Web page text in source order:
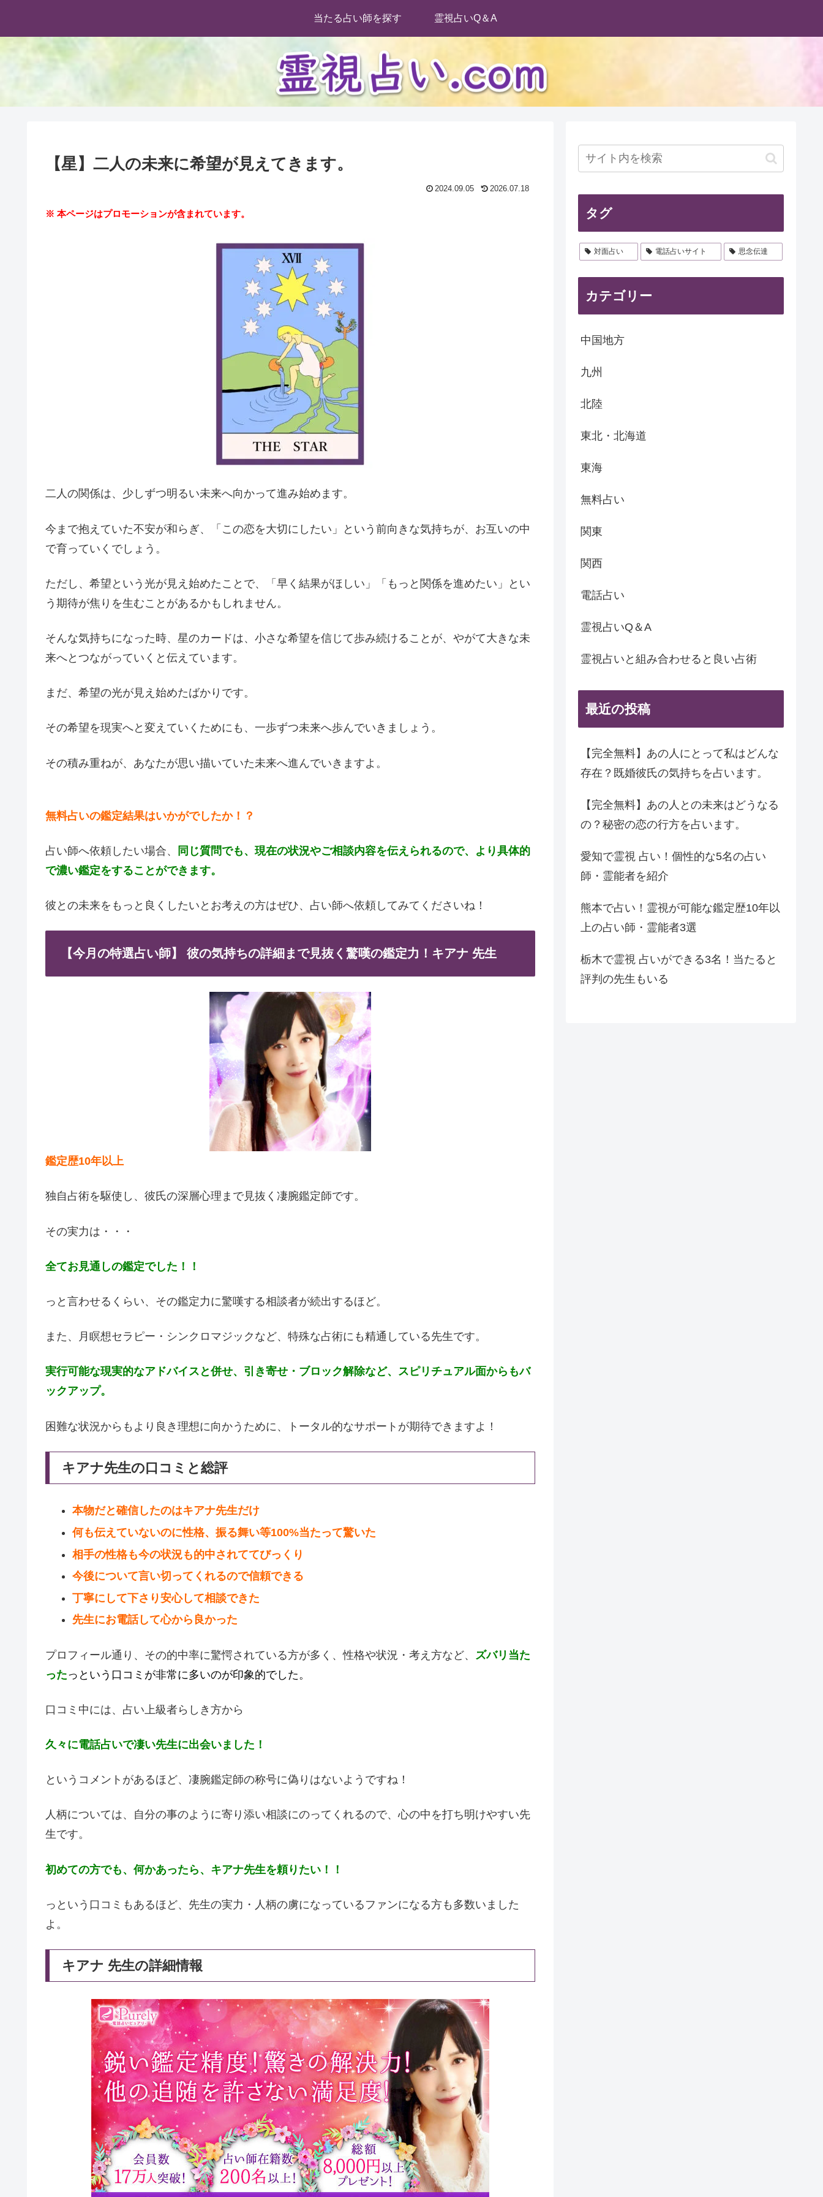
当たる占い師を探す 霊視占いQ＆A
【星】二人の未来に希望が見えてきます。
2024.09.05 2026.07.18
※ 本ページはプロモーションが含まれています。
二人の関係は、少しずつ明るい未来へ向かって進み始めます。
今まで抱えていた不安が和らぎ、「この恋を大切にしたい」という前向きな気持ちが、お互いの中
で育っていくでしょう。
ただし、希望という光が見え始めたことで、「早く結果がほしい」「もっと関係を進めたい」とい
う期待が焦りを生むことがあるかもしれません。
そんな気持ちになった時、星のカードは、小さな希望を信じて歩み続けることが、やがて大きな未
来へとつながっていくと伝えています。
まだ、希望の光が見え始めたばかりです。
その希望を現実へと変えていくためにも、一歩ずつ未来へ歩んでいきましょう。
その積み重ねが、あなたが思い描いていた未来へ進んでいきますよ。
無料占いの鑑定結果はいかがでしたか！？
占い師へ依頼したい場合、
同じ質問でも、現在の状況やご相談内容を伝えられるので、より具体的
で濃い鑑定をすることができます。
彼との未来をもっと良くしたいとお考えの方はぜひ、占い師へ依頼してみてくださいね！
【今月の特選占い師】 彼の気持ちの詳細まで見抜く驚嘆の鑑定力！キアナ 先生
鑑定歴10年以上
独自占術を駆使し、彼氏の深層心理まで見抜く凄腕鑑定師です。
その実力は・・・
全てお見通しの鑑定でした！！
っと言わせるくらい、その鑑定力に驚嘆する相談者が続出するほど。
また、月瞑想セラピー・シンクロマジックなど、特殊な占術にも精通している先生です。
実行可能な現実的なアドバイスと併せ、引き寄せ・ブロック解除など、スピリチュアル面からもバ
ックアップ。
困難な状況からもより良き理想に向かうために、トータル的なサポートが期待できますよ！
キアナ先生の口コミと総評
本物だと確信したのはキアナ先生だけ
何も伝えていないのに性格、振る舞い等100%当たって驚いた
相手の性格も今の状況も的中されててびっくり
今後について言い切ってくれるので信頼できる
丁寧にして下さり安心して相談できた
先生にお電話して心から良かった
プロフィール通り、その的中率に驚愕されている方が多く、性格や状況・考え方など、
ズバリ当た
ったっという口コミが非常に多いのが印象的でした。
口コミ中には、占い上級者らしき方から
久々に電話占いで凄い先生に出会いました！
というコメントがあるほど、凄腕鑑定師の称号に偽りはないようですね！
人柄については、自分の事のように寄り添い相談にのってくれるので、心の中を打ち明けやすい先
生です。
初めての方でも、何かあったら、キアナ先生を頼りたい！！
っという口コミもあるほど、先生の実力・人柄の虜になっているファンになる方も多数いました
よ。
キアナ 先生の詳細情報
タグ
対面占い 電話占いサイト 思念伝達
カテゴリー
中国地方
九州
北陸
東北・北海道
東海
無料占い
関東
関西
電話占い
霊視占いQ＆A
霊視占いと組み合わせると良い占術
最近の投稿
【完全無料】あの人にとって私はどんな
存在？既婚彼氏の気持ちを占います。
【完全無料】あの人との未来はどうなる
の？秘密の恋の行方を占います。
愛知で霊視 占い！個性的な5名の占い
師・霊能者を紹介
熊本で占い！霊視が可能な鑑定歴10年以
上の占い師・霊能者3選
栃木で霊視 占いができる3名！当たると
評判の先生もいる